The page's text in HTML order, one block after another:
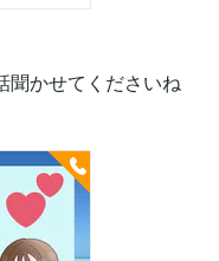
聞かせてくださいね